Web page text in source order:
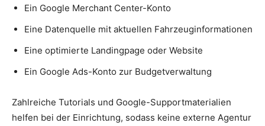
Ein Google Merchant Center-Konto
Eine Datenquelle mit aktuellen Fahrzeuginformationen
Eine optimierte Landingpage oder Website
Ein Google Ads-Konto zur Budgetverwaltung
Zahlreiche Tutorials und Google-Supportmaterialien
helfen bei der Einrichtung, sodass keine externe Agentur